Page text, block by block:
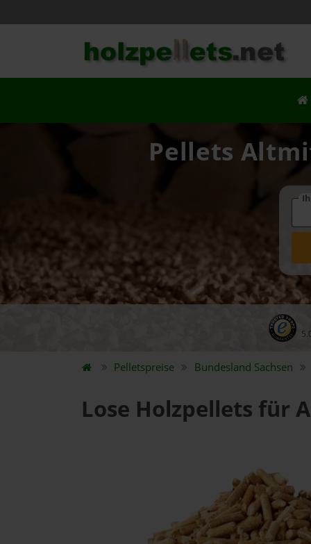
Pellets
Pelletspreise Bundesland Sachsen
Lose Holzpellets für